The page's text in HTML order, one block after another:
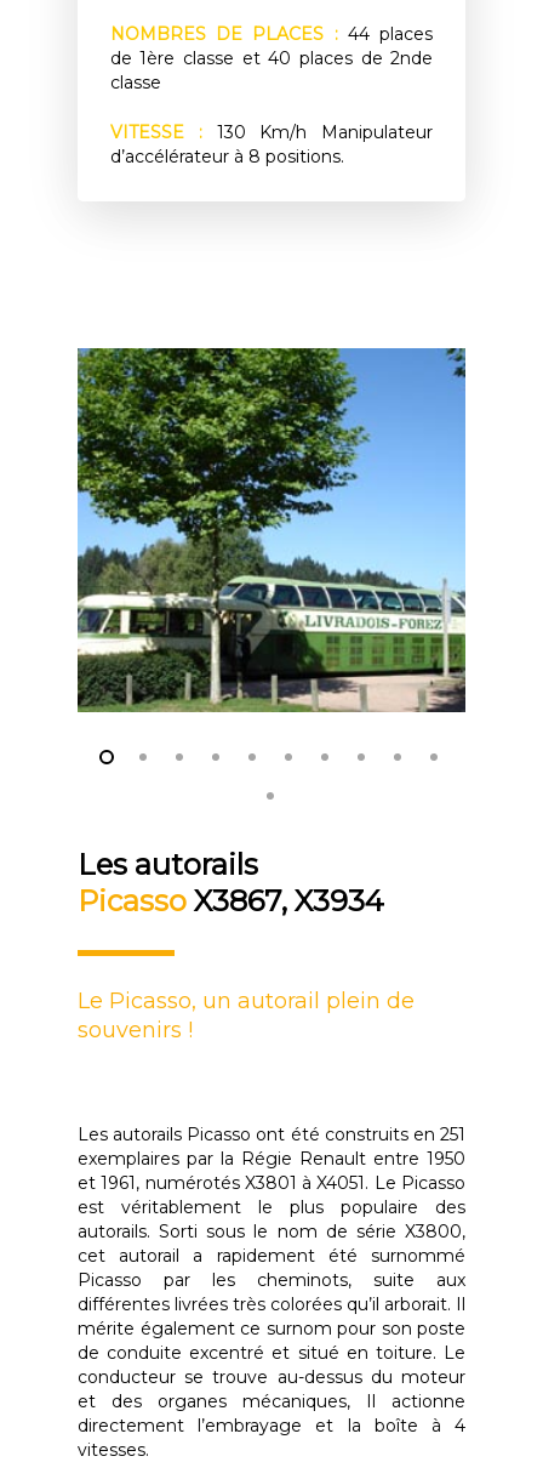
NOMBRES DE PLACES :44 places
de 1ère classe et 40 places de 2nde
classe
VITESSE :130 Km/h Manipulateur
d’accélérateur à 8 positions.
Les autorails
Picasso X3867, X3934
Le Picasso, un autorail plein de
souvenirs !
Les autorails Picasso ont été construits en 251
exemplaires par la Régie Renault entre 1950
et 1961, numérotés X3801 à X4051. Le Picasso
est véritablement le plus populaire des
autorails. Sorti sous le nom de série X3800,
cet autorail a rapidement été surnommé
Picasso par les cheminots, suite aux
différentes livrées très colorées qu’il arborait. Il
mérite également ce surnom pour son poste
de conduite excentré et situé en toiture. Le
conducteur se trouve au-dessus du moteur
et des organes mécaniques, Il actionne
directement l’embrayage et la boîte à 4
vitesses.